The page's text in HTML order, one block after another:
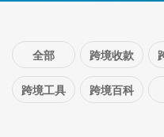
全部 跨境收款
跨境工具 跨境百科